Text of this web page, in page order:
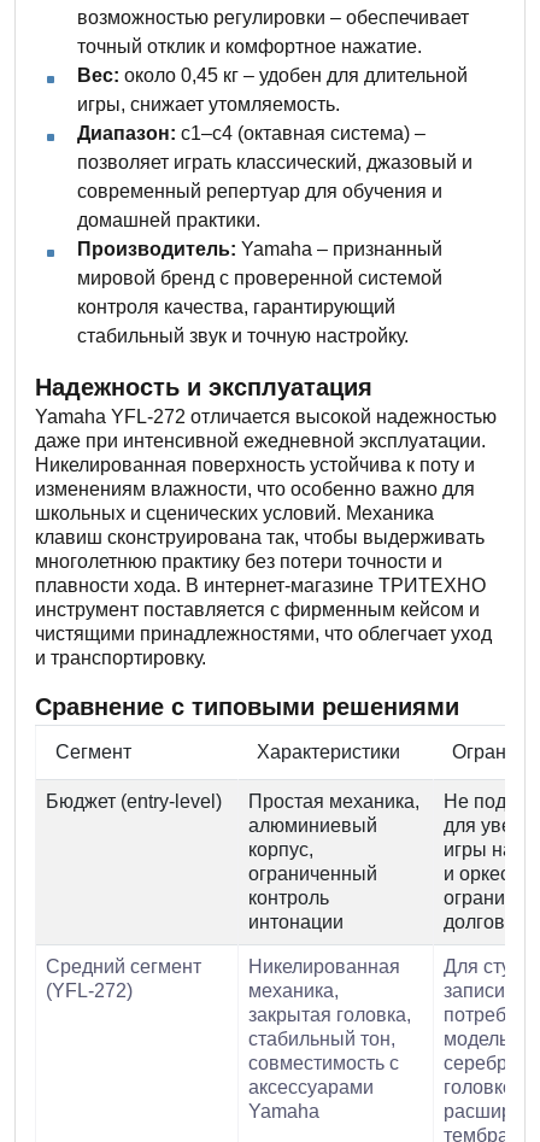
возможностью регулировки – обеспечивает
точный отклик и комфортное нажатие.
Вес: около 0,45 кг – удобен для длительной
игры, снижает утомляемость.
Диапазон: c1–c4 (октавная система) –
позволяет играть классический, джазовый и
современный репертуар для обучения и
домашней практики.
Производитель: Yamaha – признанный
мировой бренд с проверенной системой
контроля качества, гарантирующий
стабильный звук и точную настройку.
Надежность и эксплуатация
Yamaha YFL-272 отличается высокой надежностью
даже при интенсивной ежедневной эксплуатации.
Никелированная поверхность устойчива к поту и
изменениям влажности, что особенно важно для
школьных и сценических условий. Механика
клавиш сконструирована так, чтобы выдерживать
многолетнюю практику без потери точности и
плавности хода. В интернет-магазине ТРИТЕХНО
инструмент поставляется с фирменным кейсом и
чистящими принадлежностями, что облегчает уход
и транспортировку.
Сравнение с типовыми решениями
Сегмент Характеристики
Бюджет (entry-level)
Простая механика,
алюминиевый
корпус,
ограниченный
контроль
интонации
Не
для
игры на
и
Средний сегмент
(YFL-272)
Никелированная
механика,
закрытая головка,
стабильный тон,
совместимость с
аксессуарами
Yamaha
Для
записи
модель с
головкой
тембра